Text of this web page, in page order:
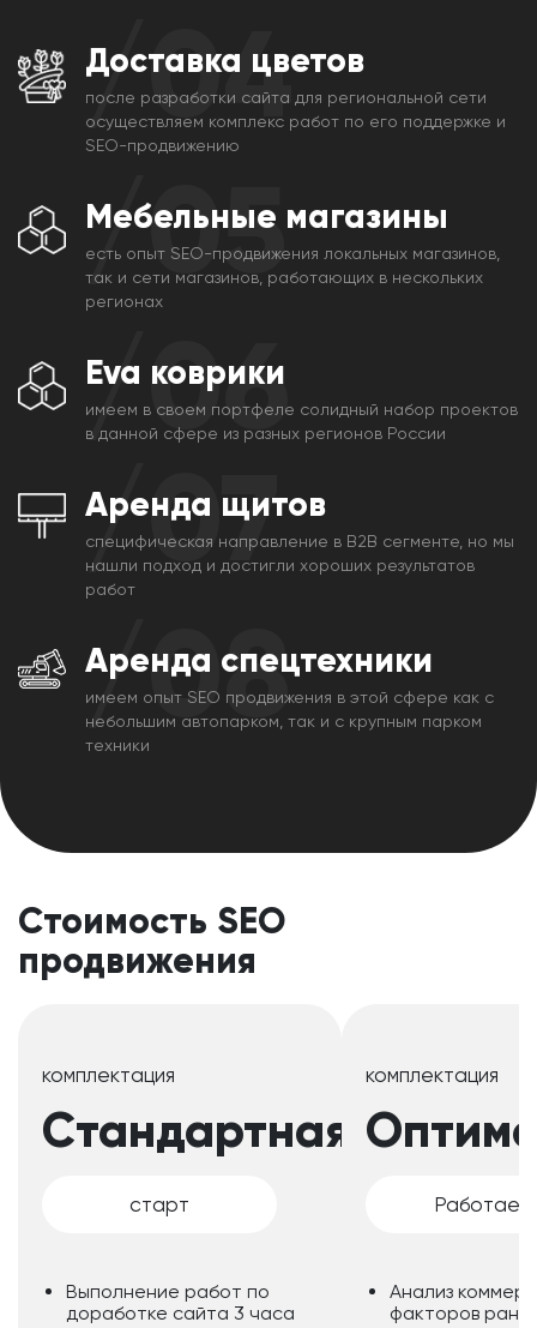
/04
Доставка цветов
после разработки сайта для региональной сети
осуществляем комплекс работ по его поддержке и
SEO-продвижению
/05
Мебельные магазины
есть опыт SЕО-продвижения локальных магазинов,
так и сети магазинов, работающих в нескольких
регионах
/06
Eva коврики
имеем в своем портфеле солидный набор проектов
в данной сфере из разных регионов России
/07
Аренда щитов
специфическая направление в B2B сегменте, но мы
нашли подход и достигли хороших результатов
работ
/08
Аренда спецтехники
имеем опыт SЕО продвижения в этой сфере как с
небольшим автопарком, так и с крупным парком
техники
Стоимость SEO
продвижения
комплектация
Стандартная
старт
Выполнение работ по
доработке сайта 3 часа
комплектация
Работаем
Анализ
факторов